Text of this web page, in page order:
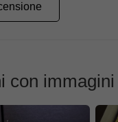
con immagini